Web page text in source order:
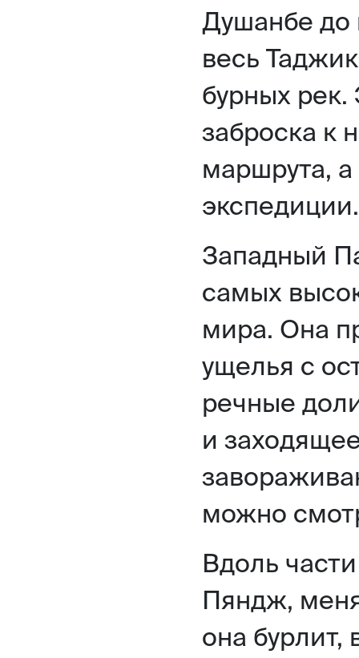
Душанбе до
весь
бурных рек.
заброска к
маршрута,
экспедиции.
Западный
самых
мира. Она
ущелья с
речные
и
можно
Вдоль
Пяндж,
она